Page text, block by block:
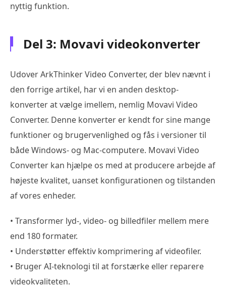
nyttig funktion.
Del 3: Movavi videokonverter
Udover ArkThinker Video Converter, der blev nævnt i
den forrige artikel, har vi en anden desktop-
konverter at vælge imellem, nemlig Movavi Video
Converter. Denne konverter er kendt for sine mange
funktioner og brugervenlighed og fås i versioner til
både Windows- og Mac-computere. Movavi Video
Converter kan hjælpe os med at producere arbejde af
højeste kvalitet, uanset konfigurationen og tilstanden
af vores enheder.
• Transformer lyd-, video- og billedfiler mellem mere
end 180 formater.
• Understøtter effektiv komprimering af videofiler.
• Bruger AI-teknologi til at forstærke eller reparere
videokvaliteten.